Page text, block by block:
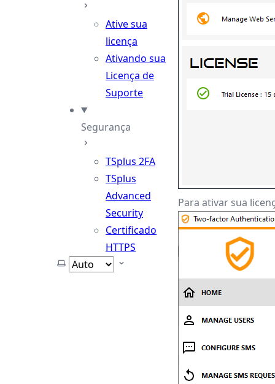
Ative sua
licença
Ativando sua
Licença de
Suporte
Segurança
TSplus 2FA
TSplus
Advanced
Security
Certificado
HTTPS
Selecionar tema
Para ativar sua